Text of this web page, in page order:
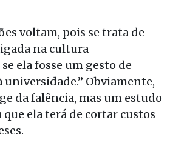
voltam, pois se trata de
na cultura
ela fosse um gesto de
Obviamente,
da falência, mas um estudo
ela terá de cortar custos